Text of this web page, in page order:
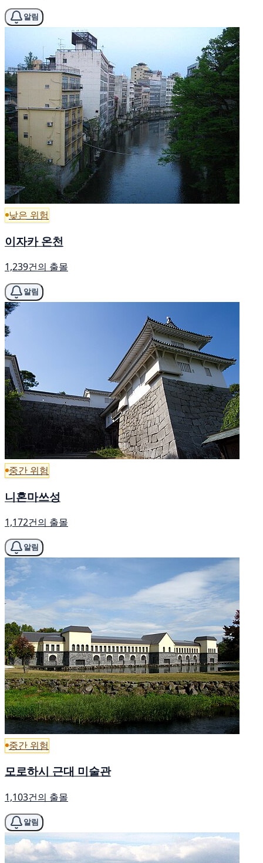
알림
낮은 위험
이자카 온천
1,239건의 출몰
알림
중간 위험
니혼마쓰성
1,172건의 출몰
알림
중간 위험
모로하시 근대 미술관
1,103건의 출몰
알림